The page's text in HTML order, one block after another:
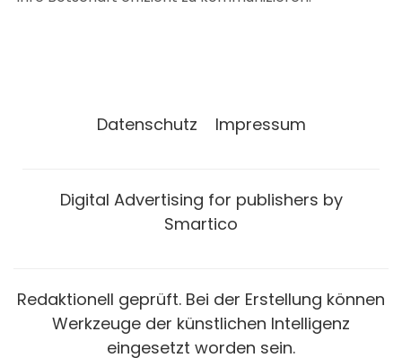
Datenschutz Impressum
Digital Advertising for publishers by
Smartico
Redaktionell geprüft. Bei der Erstellung können
Werkzeuge der künstlichen Intelligenz
eingesetzt worden sein.